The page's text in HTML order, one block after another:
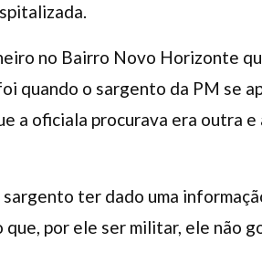
no Bairro Novo Horizonte
quando o sargento da PM se
a oficiala procurava era outra e
ter dado uma
por ele ser militar, ele não